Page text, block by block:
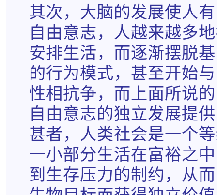
其次，大脑的发展使人
自由意志，人越来越多
安排生活，而逐渐摆脱
的行为模式，甚至开始
性相抗争，而上面所说
自由意志的独立发展提
甚者，人类社会是一个
一小部分生活在富裕之
到生存压力的制约，从